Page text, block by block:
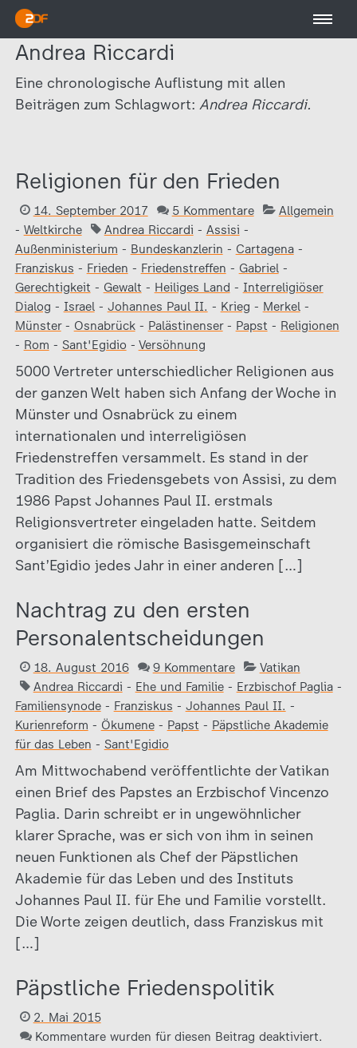
Andrea Riccardi
Eine chronologische Auflistung mit allen
Beiträgen zum Schlagwort: Andrea Riccardi.
Religionen für den Frieden
14. September 2017 5 Kommentare
Allgemein
- Weltkirche Andrea Riccardi - Assisi -
Außenministerium - Bundeskanzlerin - Cartagena-
Franziskus - Frieden - Friedenstreffen - Gabriel-
Gerechtigkeit - Gewalt - Heiliges Land - Interreligiöser
Dialog - Israel- Johannes Paul II. - Krieg - Merkel-
Münster- Osnabrück- Palästinenser- Papst - Religionen
- Rom - Sant'Egidio - Versöhnung
5000 Vertreter unterschiedlicher Religionen aus
der ganzen Welt haben sich Anfang der Woche in
Münster und Osnabrück zu einem
internationalen und interreligiösen
Friedenstreffen versammelt. Es stand in der
Tradition des Friedensgebets von Assisi, zu dem
1986 Papst Johannes Paul II. erstmals
Religionsvertreter eingeladen hatte. Seitdem
organisiert die römische Basisgemeinschaft
Sant’Egidio jedes Jahr in einer anderen […]
Nachtrag zu den ersten
Personalentscheidungen
18. August 2016 9 Kommentare
Vatikan
Andrea Riccardi - Ehe und Familie- Erzbischof Paglia-
Familiensynode- Franziskus - Johannes Paul II. -
Kurienreform - Ökumene- Papst - Päpstliche Akademie
für das Leben - Sant'Egidio
Am Mittwochabend veröffentlichte der Vatikan
einen Brief des Papstes an Erzbischof Vincenzo
Paglia. Darin schreibt er in ungewöhnlicher
klarer Sprache, was er sich von ihm in seinen
neuen Funktionen als Chef der Päpstlichen
Akademie für das Leben und des Instituts
Johannes Paul II. für Ehe und Familie vorstellt.
Die Worte zeigen deutlich, dass Franziskus mit
[…]
Päpstliche Friedenspolitik
2. Mai 2015
Kommentare wurden für diesen Beitrag deaktiviert.